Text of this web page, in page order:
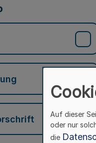
Auf dieser
oder nur
die